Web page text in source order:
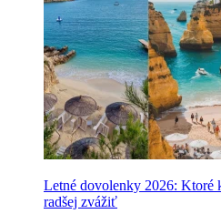
Letné dovolenky 2026: Ktoré
radšej zvážiť